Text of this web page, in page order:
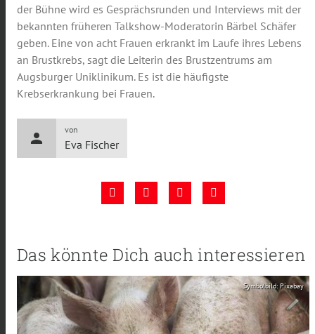
der Bühne wird es Gesprächsrunden und Interviews mit der
bekannten früheren Talkshow-Moderatorin Bärbel Schäfer
geben. Eine von acht Frauen erkrankt im Laufe ihres Lebens
an Brustkrebs, sagt die Leiterin des Brustzentrums am
Augsburger Uniklinikum. Es ist die häufigste
Krebserkrankung bei Frauen.
person
von
Eva Fischer
Das könnte Dich auch interessieren
Symbolbild: Pixabay